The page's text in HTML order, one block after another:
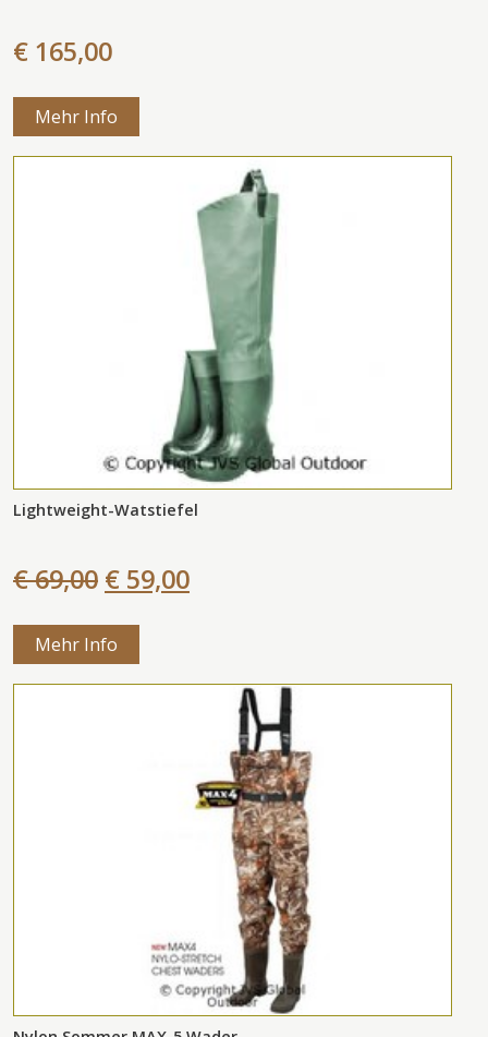
€ 165,00
Mehr Info
Lightweight-Watstiefel
€ 69,00 € 59,00
Mehr Info